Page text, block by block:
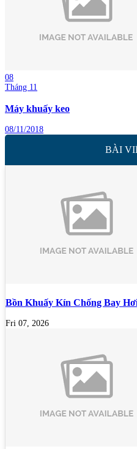
08
Tháng 11
Máy khuấy keo
08/11/2018
BÀI
Bồn Khuấy Kín Chống Bay
Fri 07, 2026